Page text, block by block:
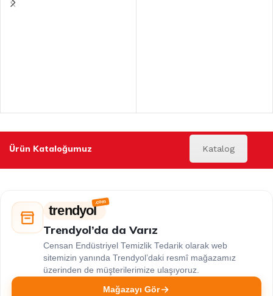
Ürün Kataloğumuz Katalog
trendyol
Trendyol’da da Varız
Censan Endüstriyel Temizlik Tedarik olarak web
sitemizin yanında Trendyol’daki resmî mağazamız
üzerinden de müşterilerimize ulaşıyoruz.
Mağazayı Gör